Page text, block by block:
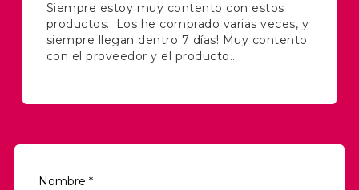
Siempre estoy muy contento con estos
productos.. Los he comprado varias veces, y
siempre llegan dentro 7 días! Muy contento
con el proveedor y el producto..
Nombre *